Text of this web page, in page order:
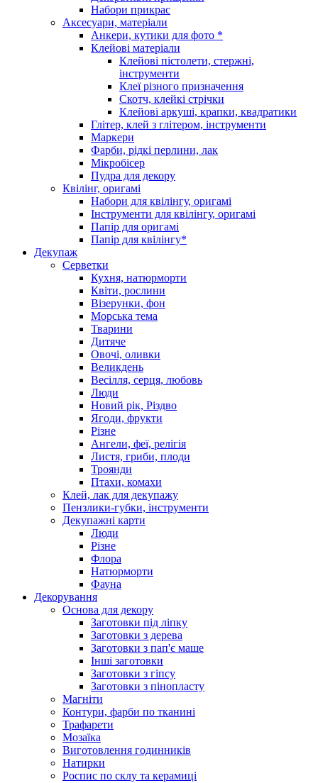
Набори прикрас
Аксесуари, матеріали
Анкери, кутики для фото *
Клейові матеріали
Клейові пістолети, стержні,
інструменти
Клеї різного призначення
Скотч, клейкі стрічки
Клейові аркуші, крапки, квадратики
Глітер, клей з глітером, інструменти
Маркери
Фарби, рідкі перлини, лак
Мікробісер
Пудра для декору
Квілінг, оригамі
Набори для квілінгу, оригамі
Інструменти для квілінгу, оригамі
Папір для оригамі
Папір для квілінгу*
Декупаж
Серветки
Кухня, натюрморти
Квіти, рослини
Візерунки, фон
Морська тема
Тварини
Дитяче
Овочі, оливки
Великдень
Весілля, серця, любовь
Люди
Новий рік, Різдво
Ягоди, фрукти
Різне
Ангели, феї, релігія
Листя, гриби, плоди
Троянди
Птахи, комахи
Клей, лак для декупажу
Пензлики-губки, інструменти
Декупажні карти
Люди
Різне
Флора
Натюрморти
Фауна
Декорування
Основа для декору
Заготовки під ліпку
Заготовки з дерева
Заготовки з пап'є маше
Інші заготовки
Заготовки з гіпсу
Заготовки з пінопласту
Магніти
Контури, фарби по тканині
Трафарети
Мозаїка
Виготовлення годинників
Натирки
Роспис по склу та керамиці